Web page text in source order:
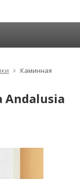
Каминная